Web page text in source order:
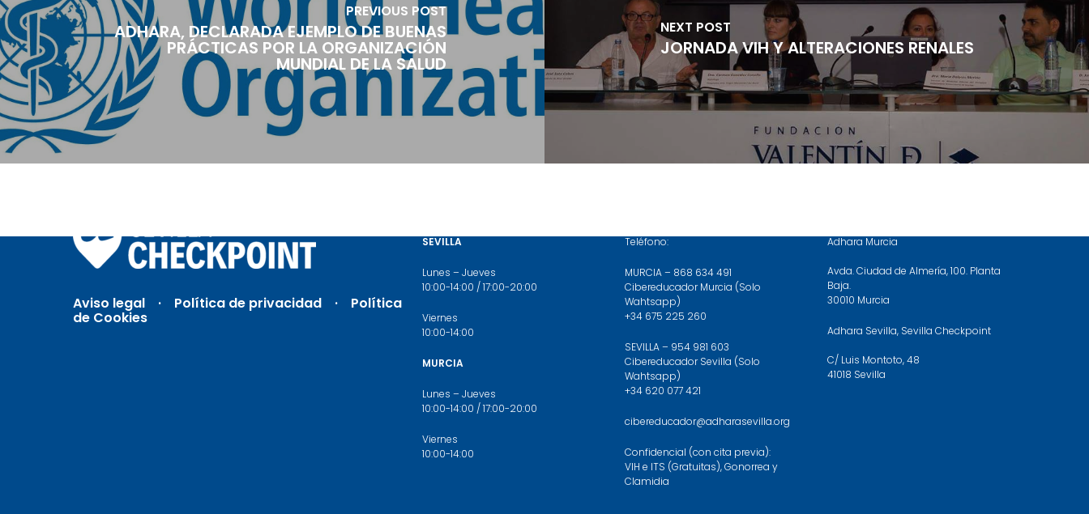
PREVIOUS POST
ADHARA, DECLARADA EJEMPLO DE BUENAS
PRÁCTICAS POR LA ORGANIZACIÓN
MUNDIAL DE LA SALUD
NEXT POST
JORNADA VIH Y ALTERACIONES RENALES
Aviso legal · Política de privacidad · Política
de Cookies
SEVILLA
Lunes – Jueves
10:00-14:00 / 17:00-20:00
Viernes
10:00-14:00
MURCIA
Lunes – Jueves
10:00-14:00 / 17:00-20:00
Viernes
10:00-14:00
Teléfono:
MURCIA – 868 634 491
Cibereducador Murcia (Solo
Wahtsapp)
+34 675 225 260
SEVILLA – 954 981 603
Cibereducador Sevilla (Solo
Wahtsapp)
+34 620 077 421
cibereducador@adharasevilla.org
Confidencial (con cita previa):
VIH e ITS (Gratuitas), Gonorrea y
Clamidia
Adhara Murcia
Avda. Ciudad de Almería, 100. Planta
Baja.
30010 Murcia
Adhara Sevilla, Sevilla Checkpoint
C/ Luis Montoto, 48
41018 Sevilla